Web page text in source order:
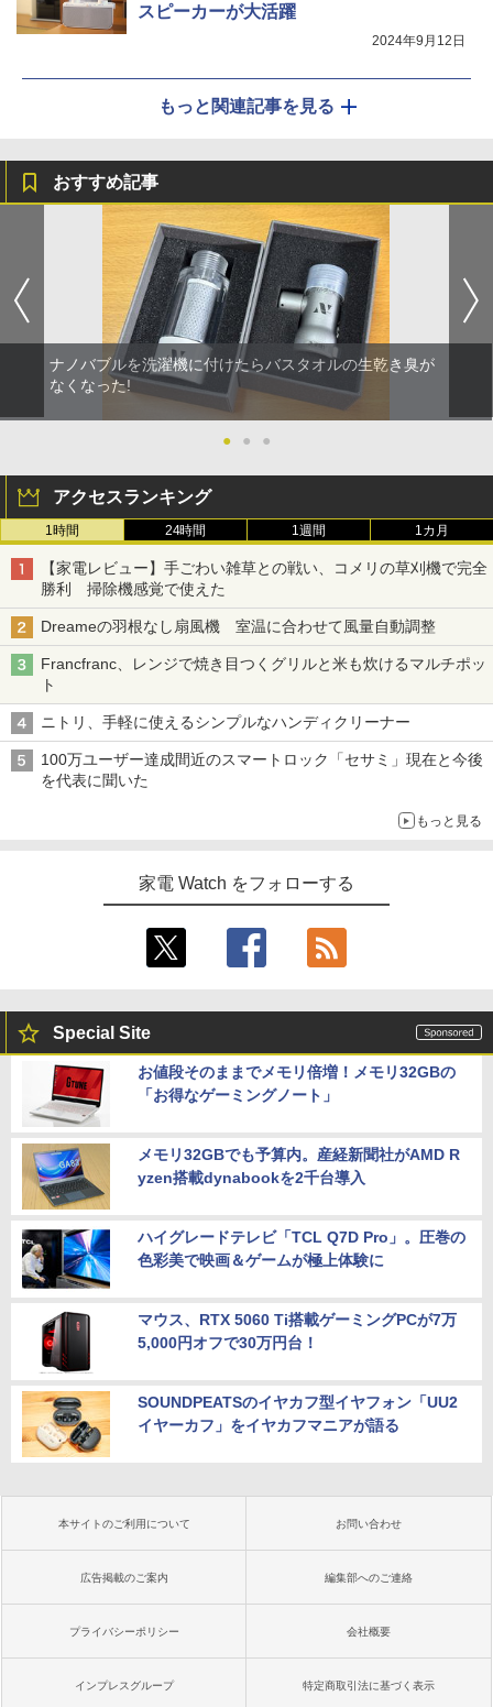
スピーカーが大活躍
2024年9月12日
もっと関連記事を見る
おすすめ記事
ナノバブルを洗濯機に付けたらバスタオルの生乾き臭が
なくなった!
● ● ●
アクセスランキング
1時間 24時間 1週間 1カ月
【家電レビュー】手ごわい雑草との戦い、コメリの草刈機で完全
勝利 掃除機感覚で使えた
Dreameの羽根なし扇風機 室温に合わせて風量自動調整
Francfranc、レンジで焼き目つくグリルと米も炊けるマルチポッ
ト
ニトリ、手軽に使えるシンプルなハンディクリーナー
100万ユーザー達成間近のスマートロック「セサミ」現在と今後
を代表に聞いた
もっと見る
家電 Watch をフォローする
Special Site
お値段そのままでメモリ倍増！メモリ32GBの
「お得なゲーミングノート」
メモリ32GBでも予算内。産経新聞社がAMD R
yzen搭載dynabookを2千台導入
ハイグレードテレビ「TCL Q7D Pro」。圧巻の
色彩美で映画＆ゲームが極上体験に
マウス、RTX 5060 Ti搭載ゲーミングPCが7万
5,000円オフで30万円台！
SOUNDPEATSのイヤカフ型イヤフォン「UU2
イヤーカフ」をイヤカフマニアが語る
本サイトのご利用について お問い合わせ
広告掲載のご案内 編集部へのご連絡
プライバシーポリシー 会社概要
インプレスグループ 特定商取引法に基づく表示